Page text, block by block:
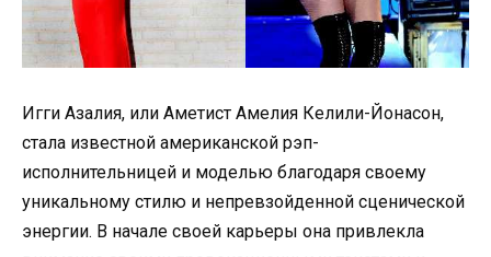
Игги Азалия, или Аметист Амелия Келили-Йонасон,
стала известной американской рэп-
исполнительницей и моделью благодаря своему
уникальному стилю и непревзойденной сценической
энергии. В начале своей карьеры она привлекла